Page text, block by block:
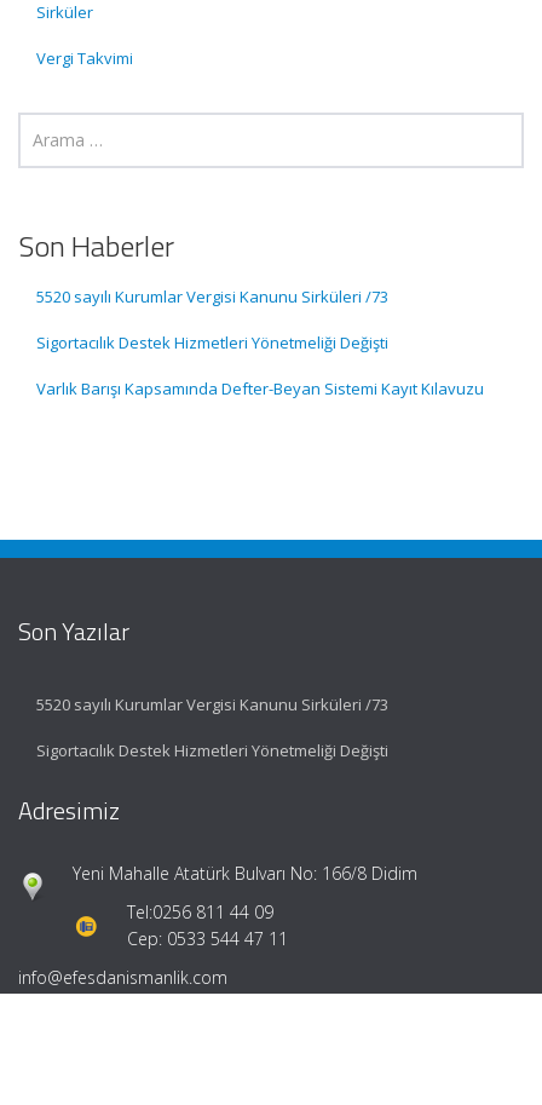
Sirküler
Vergi Takvimi
Son Haberler
5520 sayılı Kurumlar Vergisi Kanunu Sirküleri /73
Sigortacılık Destek Hizmetleri Yönetmeliği Değişti
Varlık Barışı Kapsamında Defter-Beyan Sistemi Kayıt Kılavuzu
Son Yazılar
5520 sayılı Kurumlar Vergisi Kanunu Sirküleri /73
Sigortacılık Destek Hizmetleri Yönetmeliği Değişti
Adresimiz
Yeni Mahalle Atatürk Bulvarı No: 166/8 Didim
Tel:0256 811 44 09
Cep: 0533 544 47 11
info@efesdanismanlik.com